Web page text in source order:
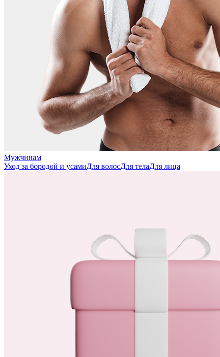
Мужчинам
Уход за бородой и усамиДля волосДля телаДля лица